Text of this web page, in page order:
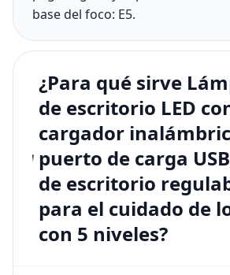
base del foco: E5.
¿Para qué sirve
de escritorio LED
cargador
puerto de carga
de escritorio
para el cuidado de
con 5 niveles?